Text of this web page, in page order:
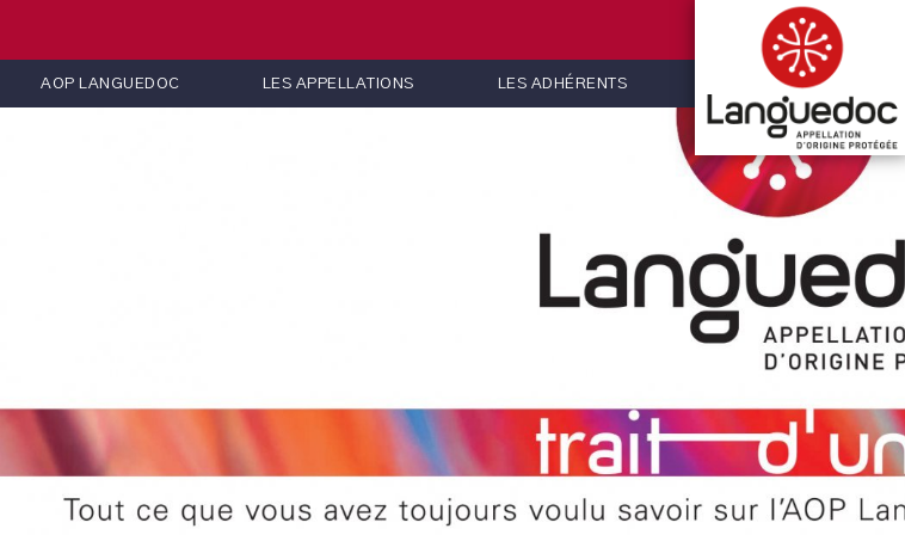
AOP LANGUEDOC LES APPELLATIONS LES ADHÉRENTS